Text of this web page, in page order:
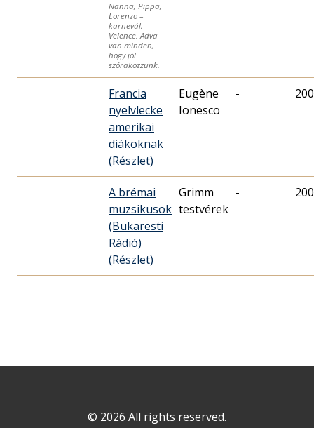
Nanna, Pippa,
Lorenzo –
karnevál,
Velence. Adva
van minden,
hogy jól
szórakozzunk.
Francia
nyelvlecke
amerikai
diákoknak
(Részlet)
Eugène
Ionesco
-
A brémai
muzsikusok
(Bukaresti
Rádió)
(Részlet)
Grimm
testvérek
-
© 2026 All rights reserved.